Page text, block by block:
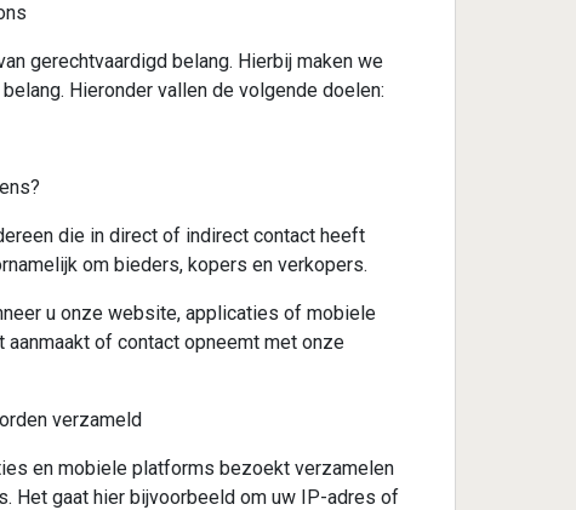
gerechtvaardigd belang. Hierbij maken we
Hieronder vallen de volgende doelen:
die in direct of indirect contact heeft
om bieders, kopers en verkopers.
u onze website, applicaties of mobiele
of contact opneemt met onze
verzameld
en mobiele platforms bezoekt verzamelen
Het gaat hier bijvoorbeeld om uw IP-adres of